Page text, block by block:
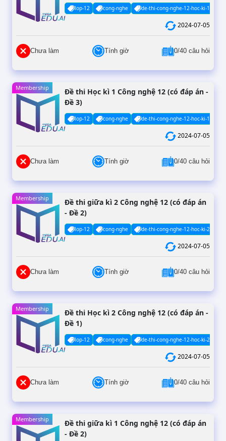
lop-12 cong-nghe de-thi-cong-nghe-12-hoc-ki-1-co-
2024-07-05
Chưa làm Tính giờ 0/40 câu hỏi
Membership
Đề thi Học kì 1 Công nghệ 12 (có đáp án -
Đề 3)
lop-12 cong-nghe de-thi-cong-nghe-12-hoc-ki-1-co-
2024-07-05
Chưa làm Tính giờ 0/40 câu hỏi
Membership
Đề thi giữa kì 2 Công nghệ 12 (có đáp án
- Đề 2)
lop-12 cong-nghe de-thi-cong-nghe-12-hoc-ki-2-co-
2024-07-05
Chưa làm Tính giờ 0/40 câu hỏi
Membership
Đề thi Học kì 2 Công nghệ 12 (có đáp án -
Đề 1)
lop-12 cong-nghe de-thi-cong-nghe-12-hoc-ki-2-co-
2024-07-05
Chưa làm Tính giờ 0/40 câu hỏi
Membership
Đề thi giữa kì 1 Công nghệ 12 (có đáp án
- Đề 2)